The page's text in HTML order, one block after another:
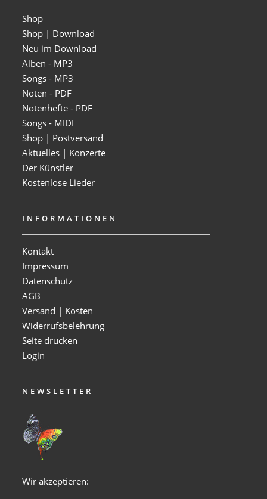
Shop
Shop | Download
Neu im Download
Alben - MP3
Songs - MP3
Noten - PDF
Notenhefte - PDF
Songs - MIDI
Shop | Postversand
Aktuelles | Konzerte
Der Künstler
Kostenlose Lieder
INFORMATIONEN
Kontakt
Impressum
Datenschutz
AGB
Versand | Kosten
Widerrufsbelehrung
Seite drucken
Login
NEWSLETTER
Wir akzeptieren: